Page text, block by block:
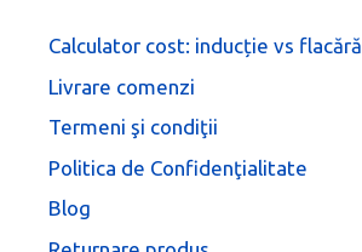
Calculator cost: inducție vs flacără
Livrare comenzi
Termeni şi condiţii
Politica de Confidenţialitate
Blog